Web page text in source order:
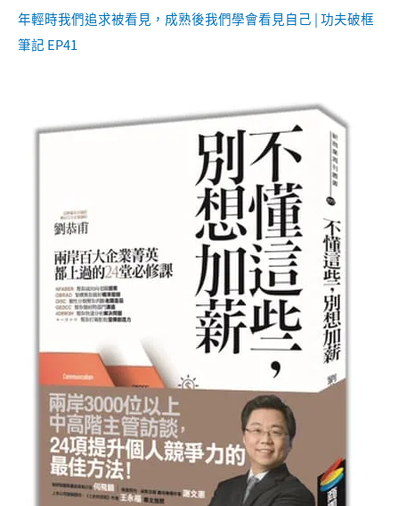
年輕時我們追求被看見，成熟後我們學會看見自己 | 功夫破框
筆記 EP41